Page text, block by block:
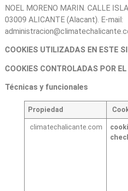
NOEL MORENO MARIN. CALLE
03009 ALICANTE (Alacant). E-mail:
COOKIES UTILIZADAS EN ESTE
COOKIES CONTROLADAS POR
Técnicas y funcionales
Propiedad
climatechalicante.com